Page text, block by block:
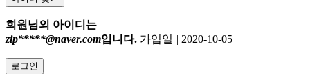
회원님의 아이디는
zip*****@naver.com입니다. 가입일 | 2020-10-05
로그인